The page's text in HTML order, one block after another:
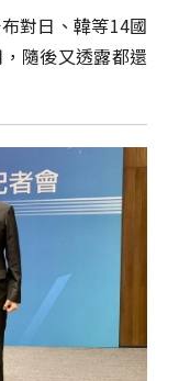
對日、韓等14國
隨後又透露都還